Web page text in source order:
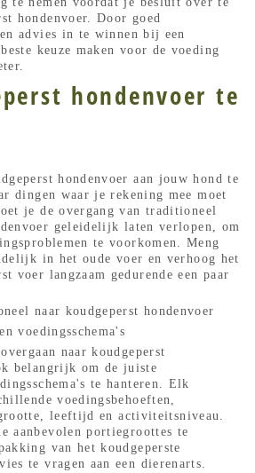
hondenvoer. Door goed
advies in te winnen bij een
keuze maken voor de voeding
hondenvoer te
hondenvoer aan jouw hond te
dingen waar je rekening mee moet
je de overgang van traditioneel
geleidelijk laten verlopen, om
te voorkomen. Meng
in het oude voer en verhoog het
voer langzaam gedurende een paar
naar koudgeperst hondenvoer
voedingsschema's
naar koudgeperst
belangrijk om de juiste
te hanteren. Elk
voedingsbehoeften,
leeftijd en activiteitsniveau.
aanbevolen portiegroottes te
van het koudgeperste
te vragen aan een dierenarts.